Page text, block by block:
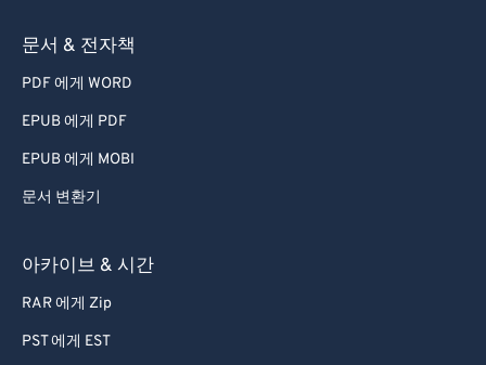
문서 & 전자책
PDF 에게 WORD
EPUB 에게 PDF
EPUB 에게 MOBI
문서 변환기
아카이브 & 시간
RAR 에게 Zip
PST 에게 EST